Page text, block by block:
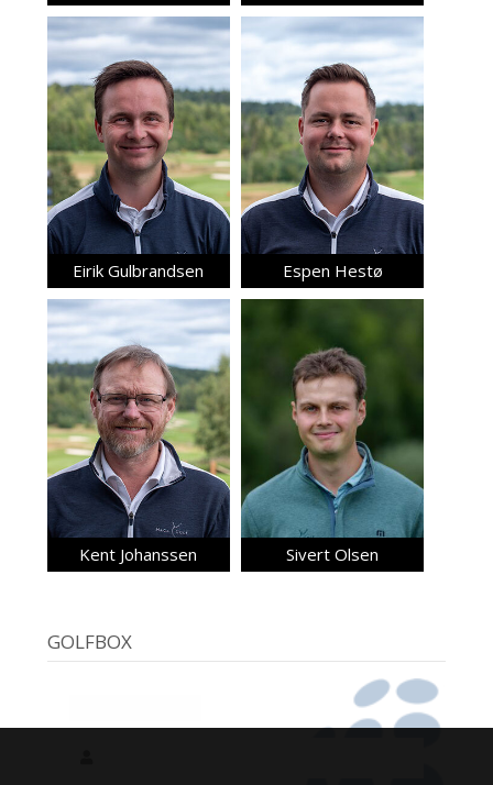
Eirik Gulbrandsen Espen Hestø
Kent Johanssen Sivert Olsen
GOLFBOX